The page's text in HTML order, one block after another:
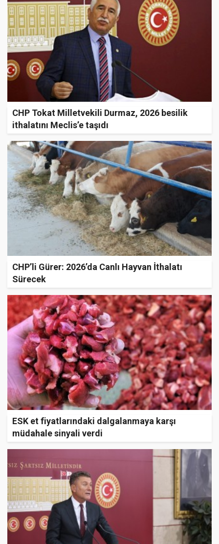
CHP Tokat Milletvekili Durmaz, 2026 besilik
ithalatını Meclis’e taşıdı
CHP’li Gürer: 2026’da Canlı Hayvan İthalatı
Sürecek
ESK et fiyatlarındaki dalgalanmaya karşı
müdahale sinyali verdi